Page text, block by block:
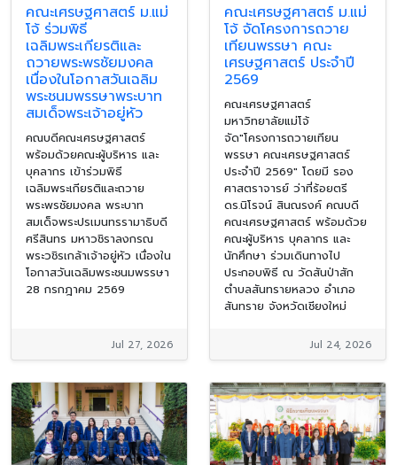
คณะเศรษฐศาสตร์ ม.แม่
โจ้ ร่วมพิธี
เฉลิมพระเกียรติและ
ถวายพระพรชัยมงคล
เนื่องในโอกาสวันเฉลิม
พระชนมพรรษาพระบาท
สมเด็จพระเจ้าอยู่หัว
คณบดีคณะเศรษฐศาสตร์
พร้อมด้วยคณะผู้บริหาร และ
บุคลากร เข้าร่วมพิธี
เฉลิมพระเกียรติและถวาย
พระพรชัยมงคล พระบาท
สมเด็จพระปรเมนทรรามาธิบดี
ศรีสินทร มหาวชิราลงกรณ
พระวชิรเกล้าเจ้าอยู่หัว เนื่องใน
โอกาสวันเฉลิมพระชนมพรรษา
28 กรกฎาคม 2569
Jul 27, 2026
คณะเศรษฐศาสตร์ ม.แม่
โจ้ จัดโครงการถวาย
เทียนพรรษา คณะ
เศรษฐศาสตร์ ประจำปี
2569
คณะเศรษฐศาสตร์
มหาวิทยาลัยแม่โจ้
จัด"โครงการถวายเทียน
พรรษา คณะเศรษฐศาสตร์
ประจำปี 2569" โดยมี รอง
ศาสตราจารย์ ว่าที่ร้อยตรี
ดร.นิโรจน์ สินณรงค์ คณบดี
คณะเศรษฐศาสตร์ พร้อมด้วย
คณะผู้บริหาร บุคลากร และ
นักศึกษา ร่วมเดินทางไป
ประกอบพิธี ณ วัดสันป่าสัก
ตำบลสันทรายหลวง อำเภอ
สันทราย จังหวัดเชียงใหม่
Jul 24, 2026